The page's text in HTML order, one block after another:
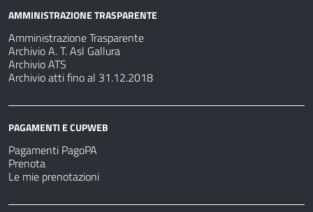
AMMINISTRAZIONE TRASPARENTE
Amministrazione Trasparente
Archivio A. T. Asl Gallura
Archivio ATS
Archivio atti fino al 31.12.2018
PAGAMENTI E CUPWEB
Pagamenti PagoPA
Prenota
Le mie prenotazioni